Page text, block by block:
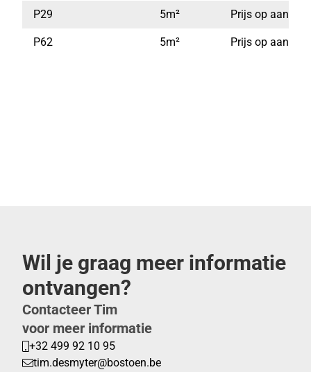
P29 5m² Prijs op
P62 5m² Prijs op
Wil je graag meer informatie
ontvangen?
Contacteer Tim
voor meer informatie
+32 499 92 10 95
tim.desmyter@bostoen.be